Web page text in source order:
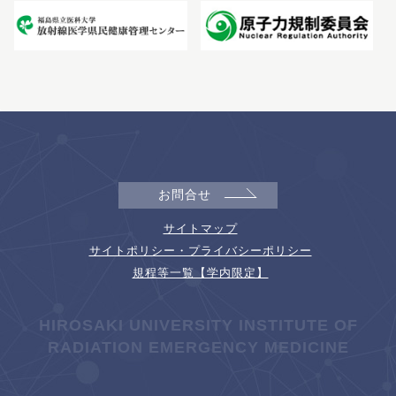
お問合せ
サイトマップ
サイトポリシー・プライバシーポリシー
規程等一覧【学内限定】
HIROSAKI UNIVERSITY INSTITUTE OF
RADIATION EMERGENCY MEDICINE